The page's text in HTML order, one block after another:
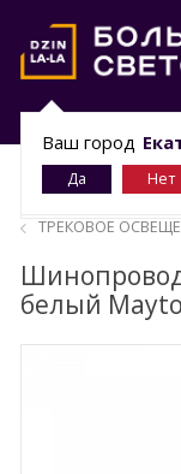
Ваш город
ТРЕКОВОЕ
белый